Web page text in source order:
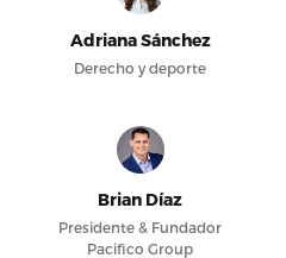
Adriana Sánchez
Derecho y deporte
Brian Díaz
Presidente & Fundador
Pacifico Group